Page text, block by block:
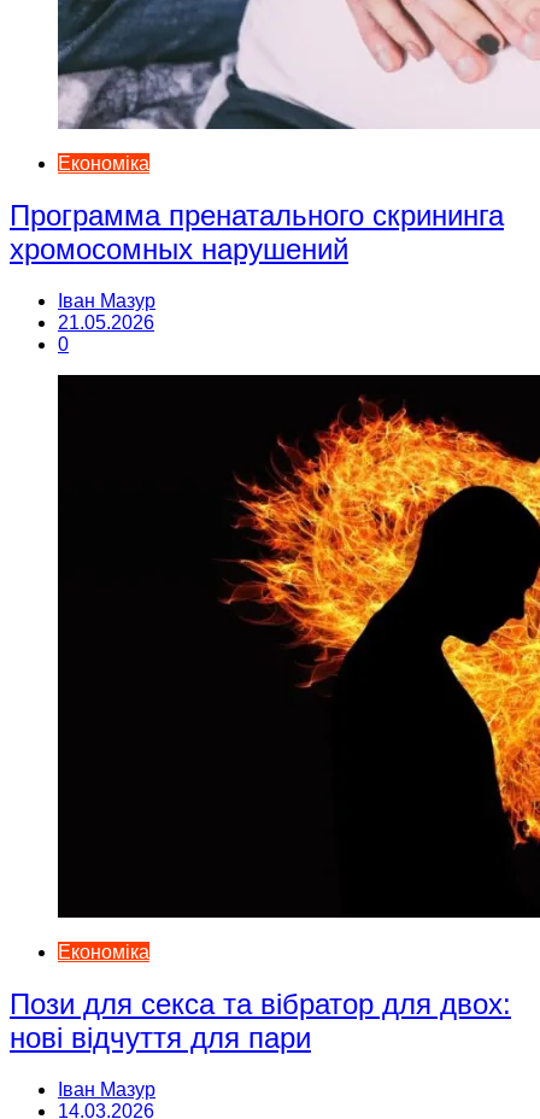
Економіка
Программа пренатального скрининга
хромосомных нарушений
Іван Мазур
21.05.2026
0
Економіка
Пози для секса та вібратор для двох:
нові відчуття для пари
Іван Мазур
14.03.2026